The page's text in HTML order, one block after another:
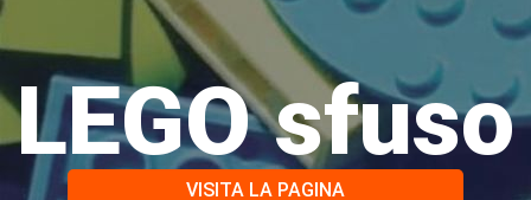
LEGO sfuso
VISITA LA PAGINA